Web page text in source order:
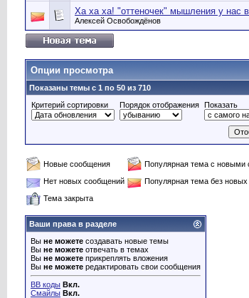
Ха ха ха! "оттеночек" мышления у нас
Алексей Освобождёнов
Опции просмотра
Показаны темы с 1 по 50 из 710
Критерий сортировки
Порядок отображения Показать
Новые сообщения
Популярная тема с новыми
Нет новых сообщений
Популярная тема без
Тема закрыта
Ваши права в разделе
Вы не можете создавать новые темы
Вы не можете отвечать в темах
Вы не можете прикреплять вложения
Вы не можете редактировать свои сообщения
BB коды Вкл.
Смайлы Вкл.